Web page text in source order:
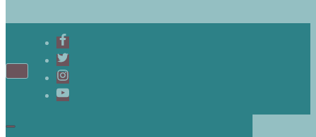
Navigations-
Navigations-